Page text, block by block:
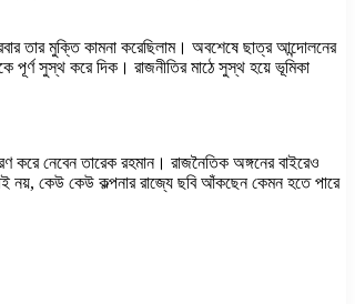
তার মুক্তি কামনা করেছিলাম। অবশেষে ছাত্র আন্দোলনের
পূর্ণ সুস্থ করে দিক। রাজনীতির মাঠে সুস্থ হয়ে ভূমিকা
করে নেবেন তারেক রহমান। রাজনৈতিক অঙ্গনের বাইরেও
নয়, কেউ কেউ কল্পনার রাজ্যে ছবি আঁকছেন কেমন হতে পারে